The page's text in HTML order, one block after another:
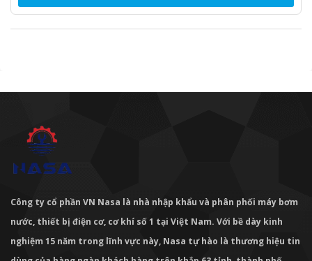
Công ty cổ phần VN Nasa là nhà nhập khẩu và phân phối máy bơm
nước, thiết bị điện cơ, cơ khí số 1 tại Việt Nam. Với bề dày kinh
nghiệm 15 năm trong lĩnh vực này, Nasa tự hào là thương hiệu tin